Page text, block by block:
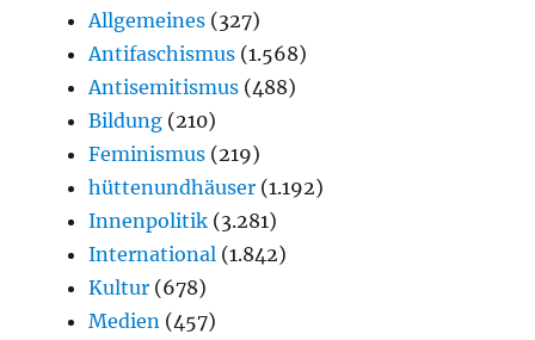
Allgemeines (327)
Antifaschismus (1.568)
Antisemitismus (488)
Bildung (210)
Feminismus (219)
hüttenundhäuser (1.192)
Innenpolitik (3.281)
International (1.842)
Kultur (678)
Medien (457)